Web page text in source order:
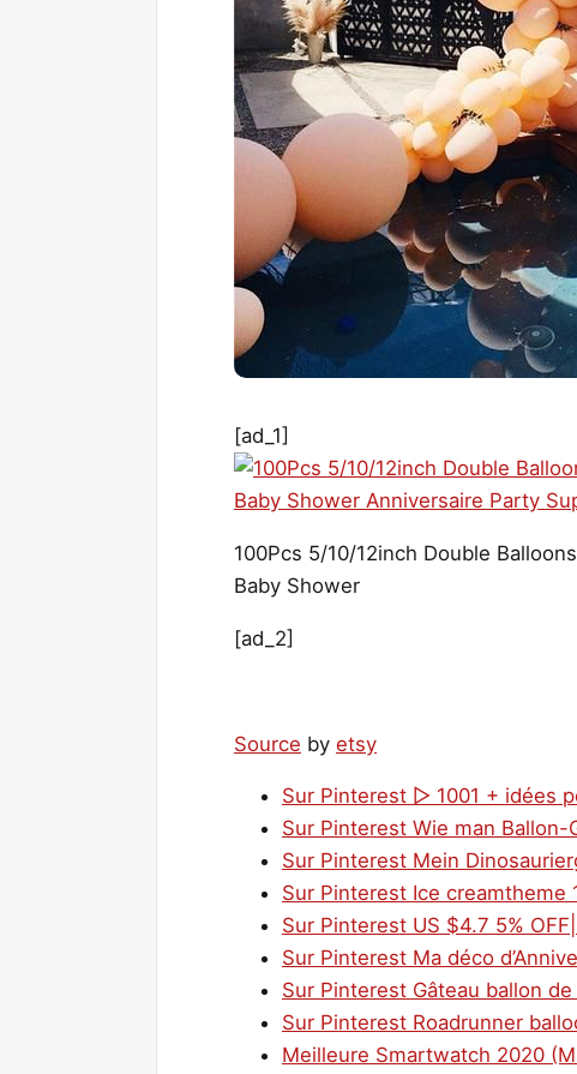
[ad_1]
100Pcs 5/10/12inch Double
Baby Shower
[ad_2]
Source by etsy
Sur Pinterest ▷ 1001 + idées
Sur Pinterest Wie man
Sur Pinterest Mein
Sur Pinterest Ice
Sur Pinterest US $4.7 5%
Sur Pinterest Ma déco
Sur Pinterest Gâteau ballon
Sur Pinterest Roadrunner
Meilleure Smartwatch 2020